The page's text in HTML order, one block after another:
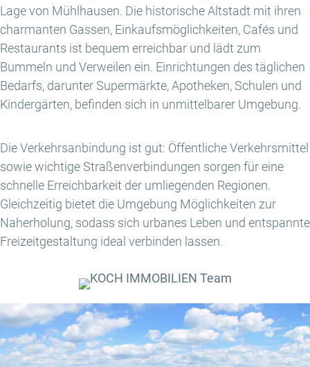
Lage von Mühlhausen. Die historische Altstadt mit ihren
charmanten Gassen, Einkaufsmöglichkeiten, Cafés und
Restaurants ist bequem erreichbar und lädt zum
Bummeln und Verweilen ein. Einrichtungen des täglichen
Bedarfs, darunter Supermärkte, Apotheken, Schulen und
Kindergärten, befinden sich in unmittelbarer Umgebung.
Die Verkehrsanbindung ist gut: Öffentliche Verkehrsmittel
sowie wichtige Straßenverbindungen sorgen für eine
schnelle Erreichbarkeit der umliegenden Regionen.
Gleichzeitig bietet die Umgebung Möglichkeiten zur
Naherholung, sodass sich urbanes Leben und entspannte
Freizeitgestaltung ideal verbinden lassen.